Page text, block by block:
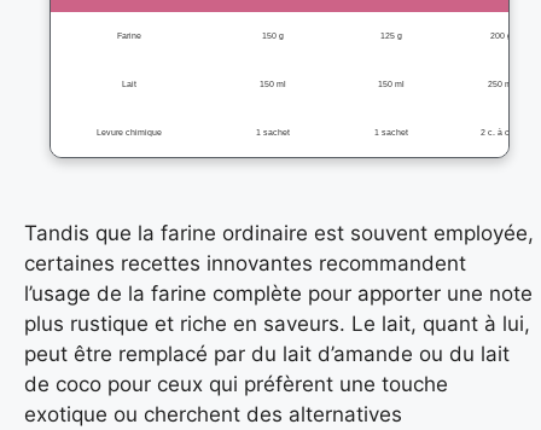
Farine 150 g 125 g 200 g
Lait 150 ml 150 ml 250 ml
Levure chimique 1 sachet 1 sachet 2 c. à café
Tandis que la farine ordinaire est souvent employée,
certaines recettes innovantes recommandent
l’usage de la farine complète pour apporter une note
plus rustique et riche en saveurs. Le lait, quant à lui,
peut être remplacé par du lait d’amande ou du lait
de coco pour ceux qui préfèrent une touche
exotique ou cherchent des alternatives